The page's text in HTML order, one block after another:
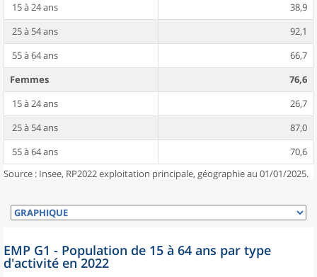
15 à 24 ans
38,9
25 à 54 ans
92,1
55 à 64 ans
66,7
Femmes
76,6
15 à 24 ans
26,7
25 à 54 ans
87,0
55 à 64 ans
70,6
Source : Insee, RP2022 exploitation principale, géographie au 01/01/2025.
EMP G1 - Population de 15 à 64 ans par type
d'activité en 2022